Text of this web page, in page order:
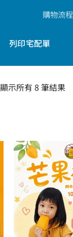
購物流程
列印宅配單
顯示所有 8 筆結果